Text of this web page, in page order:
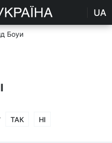
UA
Боуи
ТАК НІ